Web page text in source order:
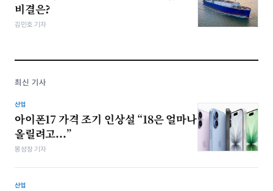
비결은?
김민호 기자
최신 기사
산업
아이폰17 가격 조기 인상설 “18은 얼마나
올릴려고...”
봉성창 기자
산업